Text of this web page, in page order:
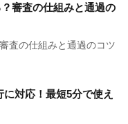
審査の仕組みと通過の
査の仕組みと通過のコツ
対応！最短5分で使え